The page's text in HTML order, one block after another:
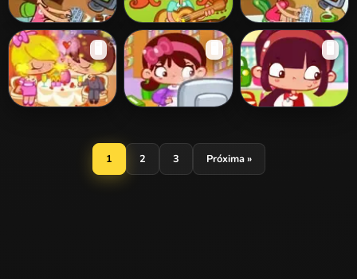
Office Slacking 7
- Valentine's Day
Summer Camp
Slacking
Office Slacking 8
1 2 3 Próxima »